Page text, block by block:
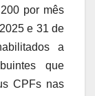
por mês
e 31 de
a
que
CPFs nas